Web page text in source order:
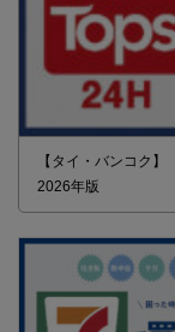
【タイ・バンコク
2026年版